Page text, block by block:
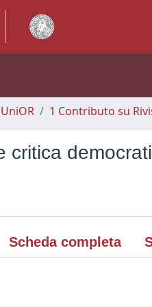
1 Contributo su
critica
Scheda completa